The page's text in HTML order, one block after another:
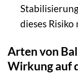
dieses
Arten von
Wirkung auf